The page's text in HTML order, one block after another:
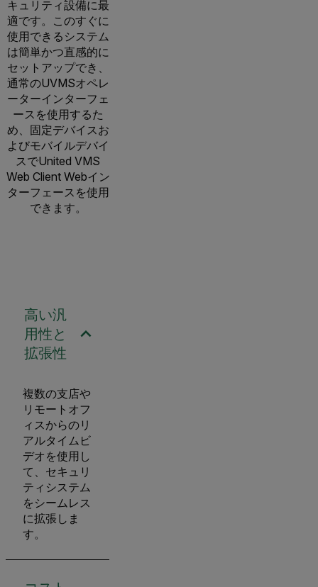
キュリティ設備に最
適です。このすぐに
使用できるシステム
は簡単かつ直感的に
セットアップでき、
通常のUVMSオペレ
ーターインターフェ
ースを使用するた
め、固定デバイスお
よびモバイルデバイ
スでUnited VMS
Web Client Webイン
ターフェースを使用
できます。
高い汎
用性と
拡張性
複数の支店や
リモートオフ
ィスからのリ
アルタイムビ
デオを使用し
て、セキュリ
ティシステム
をシームレス
に拡張しま
す。